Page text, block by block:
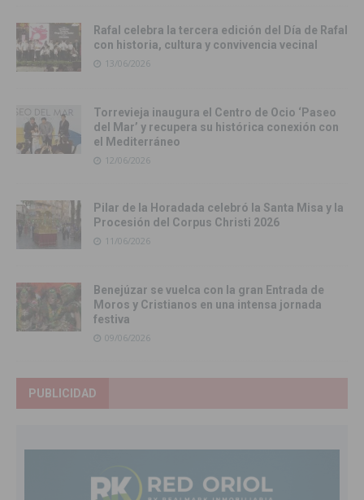
Rafal celebra la tercera edición del Día de Rafal
con historia, cultura y convivencia vecinal
13/06/2026
Torrevieja inaugura el Centro de Ocio ‘Paseo
del Mar’ y recupera su histórica conexión con
el Mediterráneo
12/06/2026
Pilar de la Horadada celebró la Santa Misa y la
Procesión del Corpus Christi 2026
11/06/2026
Benejúzar se vuelca con la gran Entrada de
Moros y Cristianos en una intensa jornada
festiva
09/06/2026
PUBLICIDAD